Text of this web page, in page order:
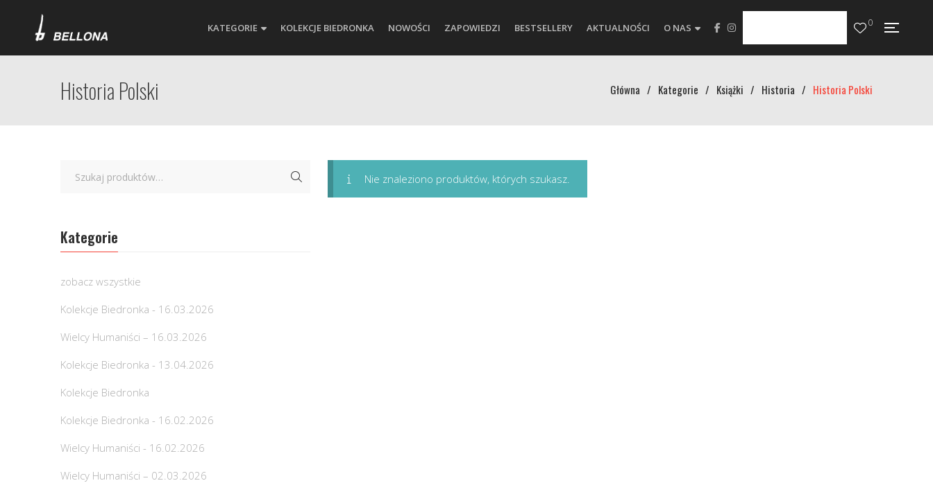
KATEGORIE KOLEKCJE BIEDRONKA NOWOŚCI ZAPOWIEDZI BESTSELLERY AKTUALNOŚCI O NAS 0
Historia Polski Główna / Kategorie / Książki / Historia / Historia Polski
Nie znaleziono produktów, których szukasz.
Kategorie
zobacz wszystkie
Kolekcje Biedronka - 16.03.2026
Wielcy Humaniści – 16.03.2026
Kolekcje Biedronka - 13.04.2026
Kolekcje Biedronka
Kolekcje Biedronka - 16.02.2026
Wielcy Humaniści - 16.02.2026
Wielcy Humaniści – 02.03.2026